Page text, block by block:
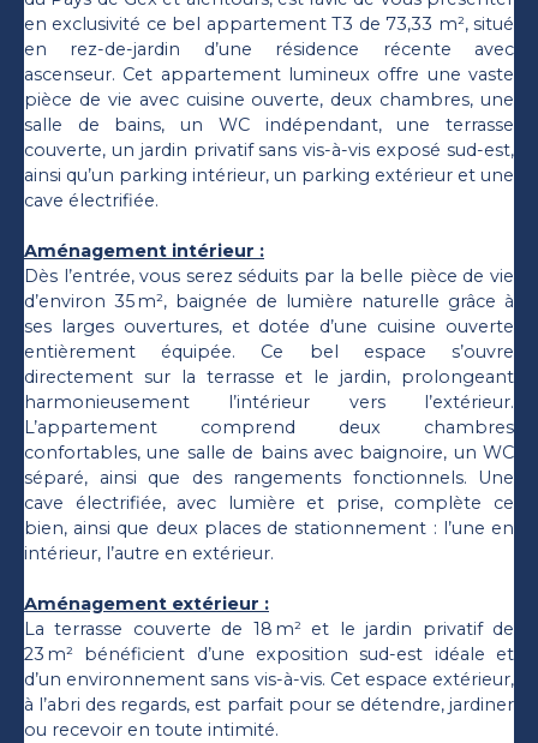
en exclusivité ce bel appartement T3 de 73,33 m², situé
en rez-de-jardin d’une résidence récente avec
ascenseur. Cet appartement lumineux offre une vaste
pièce de vie avec cuisine ouverte, deux chambres, une
salle de bains, un WC indépendant, une terrasse
couverte, un jardin privatif sans vis-à-vis exposé sud-est,
ainsi qu’un parking intérieur, un parking extérieur et une
cave électrifiée.
Aménagement intérieur :
Dès l’entrée, vous serez séduits par la belle pièce de vie
d’environ 35 m², baignée de lumière naturelle grâce à
ses larges ouvertures, et dotée d’une cuisine ouverte
entièrement équipée. Ce bel espace s’ouvre
directement sur la terrasse et le jardin, prolongeant
harmonieusement l’intérieur vers l’extérieur.
L’appartement comprend deux chambres
confortables, une salle de bains avec baignoire, un WC
séparé, ainsi que des rangements fonctionnels. Une
cave électrifiée, avec lumière et prise, complète ce
bien, ainsi que deux places de stationnement : l’une en
intérieur, l’autre en extérieur.
Aménagement extérieur :
La terrasse couverte de 18 m² et le jardin privatif de
23 m² bénéficient d’une exposition sud-est idéale et
d’un environnement sans vis-à-vis. Cet espace extérieur,
à l’abri des regards, est parfait pour se détendre, jardiner
ou recevoir en toute intimité.